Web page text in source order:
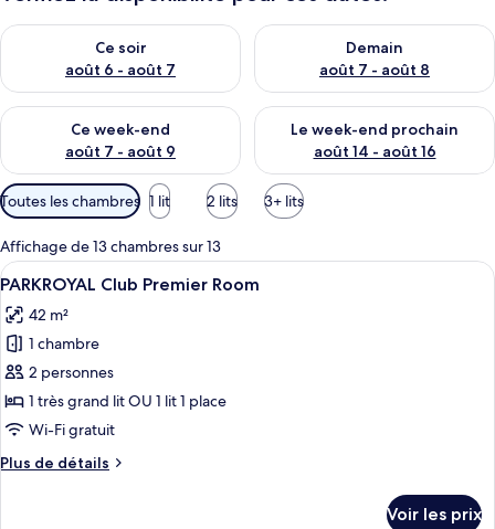
Ce soir
août 6 - août 7
Vérifier la disponibilité pour ce soir août 6 - août 7
Demain
août 7 - août 8
Vérifier la disponibilité pour
Ce week-end
août 7 - août 9
Vérifier la disponibilité pour ce week-end août 7 - août 9
Le week-end prochain
août 14 - août 16
Vérifier la disponibilité pour
Filtres
disponibles
pour
les
chambres
Toutes les chambres 1 lit 2 lits 3+ lits
Affichage de 13 chambres sur 13
Afficher
toutes
les
photos
pour
ce
type
chambre :
Une chambre d’hôtel moderne
7
PARKROYAL Club Premier Room
42 m²
1 chambre
2 personnes
1 très grand lit OU 1 lit 1 place
Wi-Fi gratuit
Plus de détails
Plus
Voir les prix